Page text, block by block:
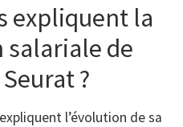
expliquent la
salariale de
?
l’évolution de sa